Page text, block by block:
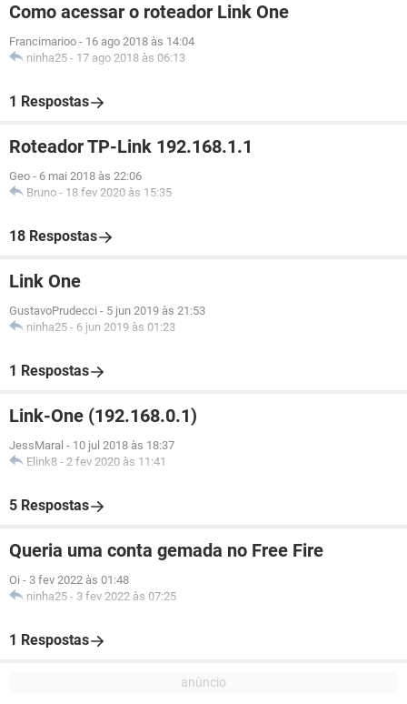
Como acessar o roteador Link One
Francimarioo - 16 ago 2018 às 14:04
ninha25 - 17 ago 2018 às 06:13
1 Respostas
Roteador TP-Link 192.168.1.1
Geo - 6 mai 2018 às 22:06
Bruno - 18 fev 2020 às 15:35
18 Respostas
Link One
GustavoPrudecci - 5 jun 2019 às 21:53
ninha25 - 6 jun 2019 às 01:23
1 Respostas
Link-One (192.168.0.1)
JessMaral - 10 jul 2018 às 18:37
Elink8 - 2 fev 2020 às 11:41
5 Respostas
Queria uma conta gemada no Free Fire
Oi - 3 fev 2022 às 01:48
ninha25 - 3 fev 2022 às 07:25
1 Respostas